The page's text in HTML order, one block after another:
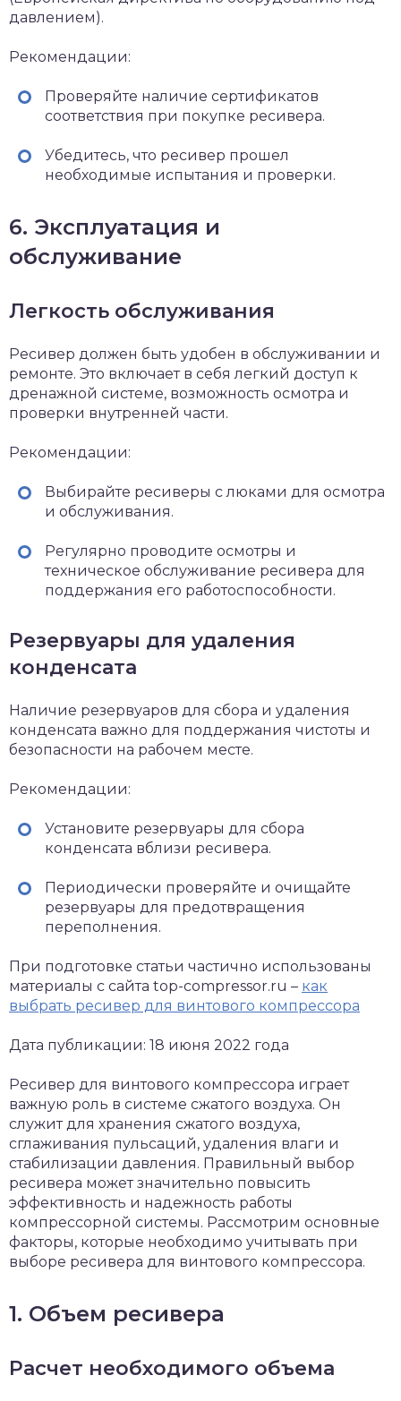
давлением).
Рекомендации:
Проверяйте наличие сертификатов
соответствия при покупке ресивера.
Убедитесь, что ресивер прошел
необходимые испытания и проверки.
6. Эксплуатация и
обслуживание
Легкость обслуживания
Ресивер должен быть удобен в обслуживании и
ремонте. Это включает в себя легкий доступ к
дренажной системе, возможность осмотра и
проверки внутренней части.
Рекомендации:
Выбирайте ресиверы с люками для осмотра
и обслуживания.
Регулярно проводите осмотры и
техническое обслуживание ресивера для
поддержания его работоспособности.
Резервуары для удаления
конденсата
Наличие резервуаров для сбора и удаления
конденсата важно для поддержания чистоты и
безопасности на рабочем месте.
Рекомендации:
Установите резервуары для сбора
конденсата вблизи ресивера.
Периодически проверяйте и очищайте
резервуары для предотвращения
переполнения.
При подготовке статьи частично использованы
материалы с сайта top-compressor.ru – как
выбрать ресивер для винтового компрессора
Дата публикации: 18 июня 2022 года
Ресивер для винтового компрессора играет
важную роль в системе сжатого воздуха. Он
служит для хранения сжатого воздуха,
сглаживания пульсаций, удаления влаги и
стабилизации давления. Правильный выбор
ресивера может значительно повысить
эффективность и надежность работы
компрессорной системы. Рассмотрим основные
факторы, которые необходимо учитывать при
выборе ресивера для винтового компрессора.
1. Объем ресивера
Расчет необходимого объема